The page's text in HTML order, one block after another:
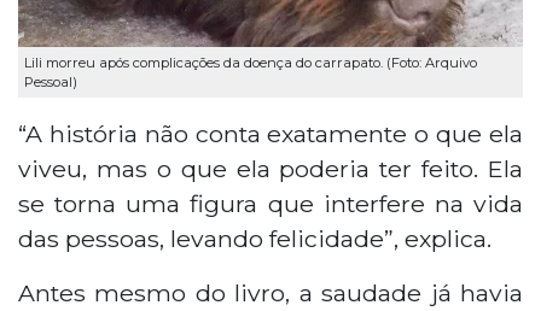
Lili morreu após complicações da doença do carrapato. (Foto: Arquivo
Pessoal)
“A história não conta exatamente o que ela
viveu, mas o que ela poderia ter feito. Ela
se torna uma figura que interfere na vida
das pessoas, levando felicidade”, explica.
Antes mesmo do livro, a saudade já havia